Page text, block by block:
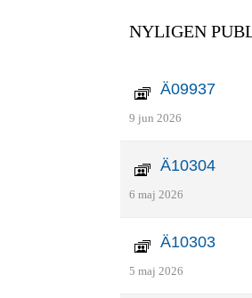
NYLIGEN
Ä09937
9 jun 2026
Ä10304
6 maj 2026
Ä10303
5 maj 2026